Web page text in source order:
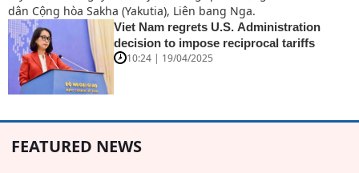
tuyến.
Viet Nam regrets U.S. Administration
decision to impose reciprocal tariffs
10:24 | 19/04/2025
FEATURED NEWS